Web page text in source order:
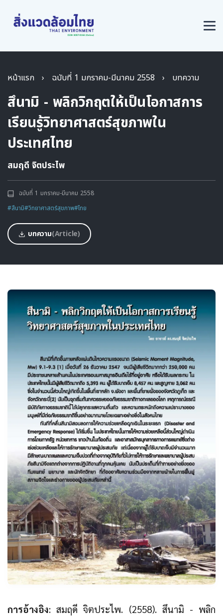
หน้าแรก › ฉบับที่ 1 มกราคม-มีนาคม 2558 › บทความ
สึนามิ - พลิกวิกฤตให้เป็นโอกาสการ
เรียนรู้วิทยาศาสตร์สุขภาพใน
ประเทศไทย
สมฤดี จิตประไพ
ฉบับที่ 1 มกราคม-มีนาคม 2558
#สึนามิ#วิทยาศาสตร์สุขภาพ#ไทย
บทความ(Article)
การอ้างอิง: สมฤดี จิตประไพ. (2558). สึนามิ - พลิก